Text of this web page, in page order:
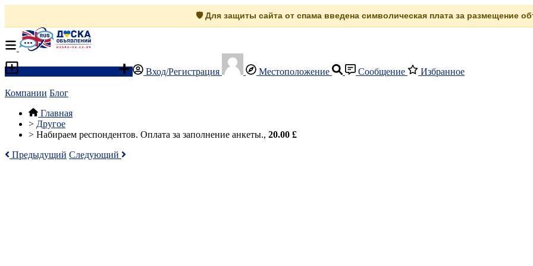
🛡️ Для защиты сайта от спама введена символическая плата за размещение
Вход/Регистрация Местоположение Сообщение Избранное
Компании Блог
Главная
> Другое
> Набираем респондентов. Оплата за заполнение анкеты., 20.00 £
Предыдущий Следующий